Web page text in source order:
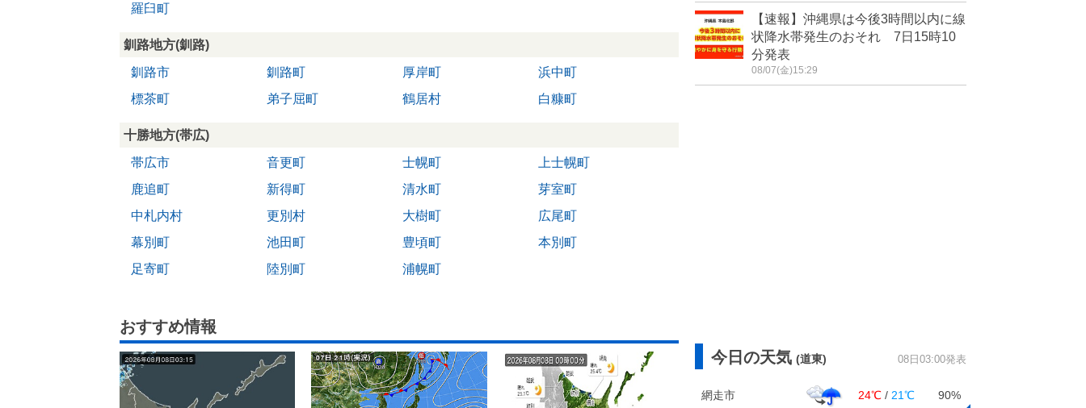
羅臼町
釧路地方(釧路)
釧路市
釧路町 厚岸町
浜中町
標茶町
弟子屈町 鶴居村 白糠町
十勝地方(帯広)
帯広市
音更町 士幌町
上士幌町
鹿追町
新得町 清水町
芽室町
中札内村
更別村 大樹町
広尾町
幕別町
池田町 豊頃町
本別町
足寄町
陸別町 浦幌町
おすすめ情報
【速報】沖縄県は今後3時間以内に線
状降水帯発生のおそれ 7日15時10
分発表
08/07(金)15:29
今日の天気 (道東) 08日03:00発表
網走市 24℃ / 21℃ 90%